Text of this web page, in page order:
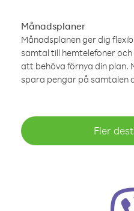
Månadsplaner
Månadsplanen ger dig
samtal till hemtelefoner
att behöva förnya din plan.
spara pengar på samtalen
Fler